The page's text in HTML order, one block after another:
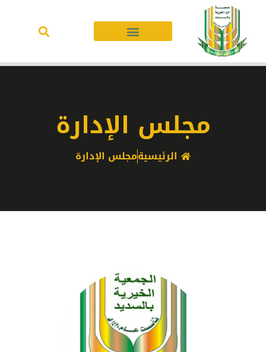
مجلس الإدارة
الرئيسيةمجلس الإدارة